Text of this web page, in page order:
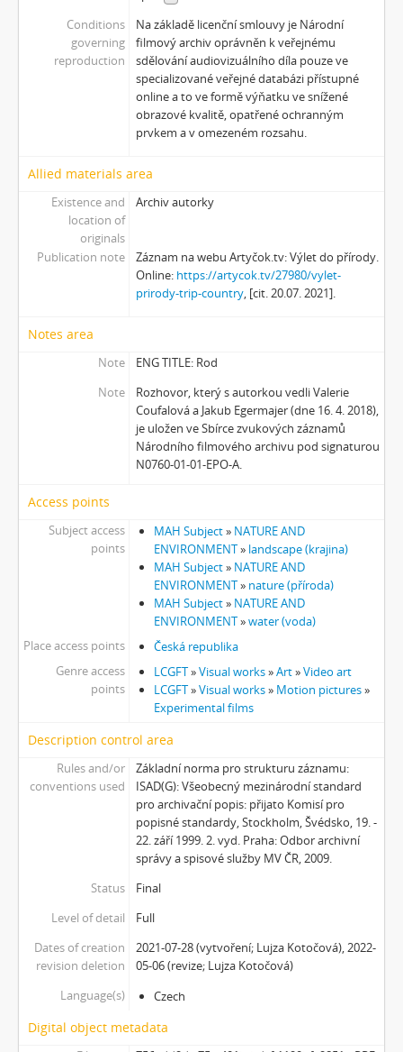
[Subseries] Džbány Franze Maxery v hospodě U Lojzy
[Subseries] Zkušebna v Argentinské
[Subseries] Hanibalova svatba
[Subseries] Klukovice, Bondy
[Subseries] Samizdat
[Subseries] Psychodrama
[Subseries] Zívrovy Prachovské skály
[Subseries] Cesta
[Subseries] Braunův betlém
[Subseries] Javorovým dolem
[Subseries] Milada
[Subseries] Hřiště
[Subseries] Image Maker
[Subseries] Z lásky
[Subseries] Parkovací smyčka
[Subseries] Otevřeno zavřeno otevřeno zavřeno...
[Subseries] Klatov
[Subseries] Jizvy, jiskry, jistoty
[Subseries] Painting
[Subseries] Slovo
[Subseries] Virtuální opona
[Subseries] Grafika podzimu
[Subseries] Yes No Yes
[Subseries] Zrcadlo času
[Subseries] Píseň hlemýžďů jdoucích na pohřeb
[Subseries] Abstraktní animace ze 60. let
[Subseries] Barvy
[Subseries] Flare up
[Subseries] Pinup
[Subseries] The Time
[Subseries] Čas zkoušky
[Subseries] Musica Picta – Chvíle něhy
[Subseries] Musica Picta – Hodina slavnosti
[Subseries] Musica Picta – Minuty strachu
[Subseries] Musica Picta – Čas smutku
[Subseries] Velká dětská symfonie
[Subseries] Musica Picta – Čas tance
[Subseries] Musica Picta – Čas veselosti
[Subseries] Jednou ráno
[Subseries] Magnety
[Subseries] Wet Video
[Subseries] Muránská Zdychava
Conditions
governing
reproduction
Na základě licenční smlouvy je Národní
filmový archiv oprávněn k veřejnému
sdělování audiovizuálního díla pouze ve
specializované veřejné databázi přístupné
online a to ve formě výňatku ve snížené
obrazové kvalitě, opatřené ochranným
prvkem a v omezeném rozsahu.
Allied materials area
Existence and
location of
originals
Archiv autorky
Publication note
Záznam na webu Artyčok.tv: Výlet do přírody.
Online: https://artycok.tv/27980/vylet-
prirody-trip-country, [cit. 20.07. 2021].
Notes area
Note
ENG TITLE: Rod
Note
Rozhovor, který s autorkou vedli Valerie
Coufalová a Jakub Egermajer (dne 16. 4. 2018),
je uložen ve Sbírce zvukových záznamů
Národního filmového archivu pod signaturou
N0760-01-01-EPO-A.
Access points
Subject access
points
MAH Subject» NATURE AND
ENVIRONMENT» landscape (krajina)
MAH Subject» NATURE AND
ENVIRONMENT» nature (příroda)
MAH Subject» NATURE AND
ENVIRONMENT»water (voda)
Place access points
Česká republika
Genre access
points
LCGFT»Visual works»Art»Video art
LCGFT»Visual works» Motion pictures»
Experimental films
Description control area
Rules and/or
conventions used
Základní norma pro strukturu záznamu:
ISAD(G): Všeobecný mezinárodní standard
pro archivační popis: přijato Komisí pro
popisné standardy, Stockholm, Švédsko, 19. -
22. září 1999. 2. vyd. Praha: Odbor archivní
správy a spisové služby MV ČR, 2009.
Status
Final
Level of detail
Full
Dates of creation
revision deletion
2021-07-28 (vytvoření; Lujza Kotočová), 2022-
05-06 (revize; Lujza Kotočová)
Language(s)
Czech
Digital object metadata